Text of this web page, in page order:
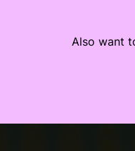
Also want